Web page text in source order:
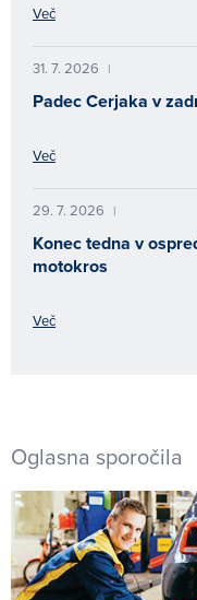
Več
31. 7. 2026 |
Padec Cerjaka v
Več
29. 7. 2026 |
Konec tedna v
motokros
Več
Oglasna sporočila